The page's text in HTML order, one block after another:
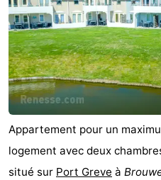
Appartement pour un
logement avec deux
situé sur Port Greve à